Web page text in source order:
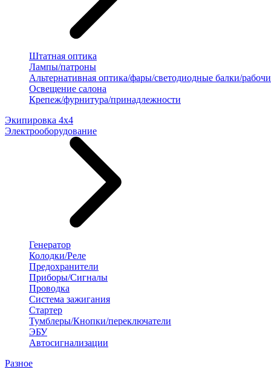
Штатная оптика
Лампы/патроны
Альтернативная оптика/фары/светодиодные балки/
Освещение салона
Крепеж/фурнитура/принадлежности
Экипировка 4х4
Электрооборудование
Генератор
Колодки/Реле
Предохранители
Приборы/Сигналы
Проводка
Система зажигания
Стартер
Тумблеры/Кнопки/переключатели
ЭБУ
Автосигнализации
Разное